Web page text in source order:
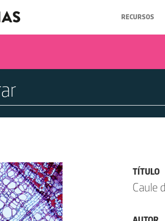
RECURSOS
TÍTULO
Caule